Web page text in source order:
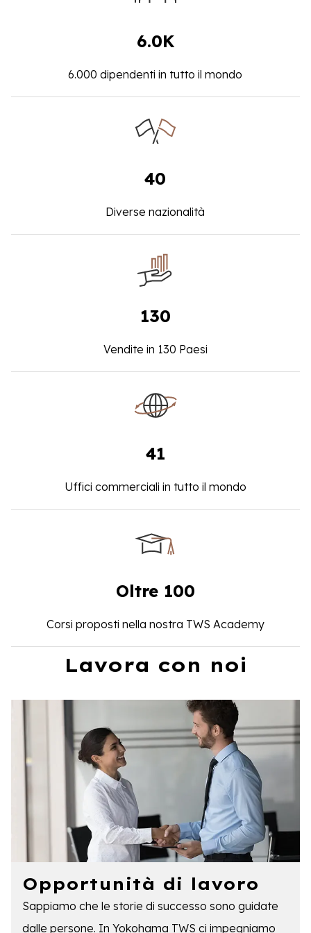
6.0K
6.000 dipendenti in tutto il mondo
40
Diverse nazionalità
130
Vendite in 130 Paesi
41
Uffici commerciali in tutto il mondo
Oltre 100
Corsi proposti nella nostra TWS Academy
Lavora con noi
Opportunità di lavoro
Sappiamo che le storie di successo sono guidate
dalle persone. In Yokohama TWS ci impegniamo